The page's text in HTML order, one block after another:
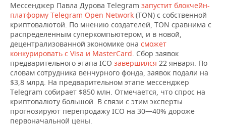
Мессенджер Павла Дурова Telegram запустит блокчейн-
платформу Telegram Open Network (TON) с собственной
криптовалютой. По мнению создателей, TON сравнима с
распределенным суперкомпьютером, и в новой,
децентрализованной экономике она сможет
конкурировать с Visa и MasterCard. Сбор заявок
предварительного этапа ICO завершился 22 января. По
словам сотрудника венчурного фонда, заявок подали на
$3,8 млрд. На предварительном этапе мессенджер
Telegram собирает $850 млн. Отмечается, что спрос на
криптовалюту большой. В связи с этим эксперты
прогнозируют перепродажу ICO на 30—40% дороже
первоначальной цены.